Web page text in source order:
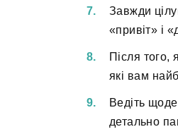
Завжди
«привіт» і
Після того,
які вам
Ведіть
детально